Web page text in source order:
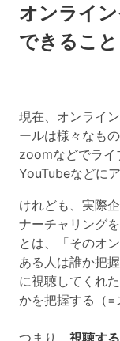
オンライ
できること
現在、オンライ
ールは様々なも
zoomなどでライ
YouTubeなどに
けれども、実際
ナーチャリング
とは、「そのオ
ある人は誰か把
に視聴してくれ
かを把握する（=
つまり、 視聴す